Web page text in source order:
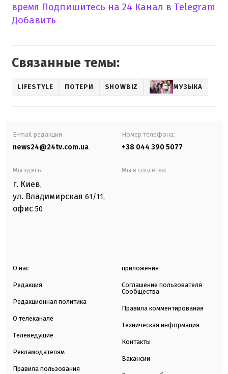
время Подпишитесь на 24 Канал в Telegram
Добавить
Связанные темы:
LIFESTYLE ПОТЕРИ SHOWBIZ МУЗЫКА
E-mail редакции
news24@24tv.com.ua
Номер телефона:
+38 044 390 5077
Мы здесь:
г. Киев,
ул. Владимирская 61/11,
офис 50
Мы в соцсетях:
О нас
Редакция
Редакционная политика
О телеканале
Телеведущие
Рекламодателям
Правила пользования
приложения
Соглашение пользователя
Сообщества
Правила комментирования
Техническая информация
Контакты
Вакансии